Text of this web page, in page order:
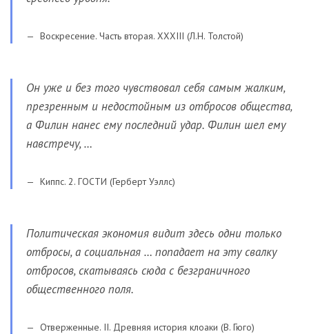
Воскресение. Часть вторая. XXXIII (Л.Н. Толстой)
Он уже и без того чувствовал себя самым жалким,
презренным и недостойным из отбросов общества,
а Филин нанес ему последний удар. Филин шел ему
навстречу, …
Киппс. 2. ГОСТИ (Герберт Уэллс)
Политическая экономия видит здесь одни только
отбросы, а социальная … попадает на эту свалку
отбросов, скатываясь сюда с безграничного
общественного поля.
Отверженные. II. Древняя история клоаки (В. Гюго)